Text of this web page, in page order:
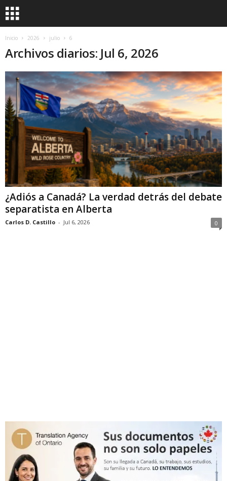
Inicio 2026 julio 6
Archivos diarios: Jul 6, 2026
¿Adiós a Canadá? La verdad detrás del debate
separatista en Alberta
Carlos D. Castillo - Jul 6, 2026 0